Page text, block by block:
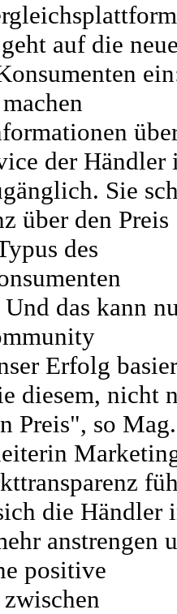
auf die
der Händler
Sie
über den Preis
des
das kann
Erfolg
diesem, nicht
Preis", so
die Händler
anstrengen
positive